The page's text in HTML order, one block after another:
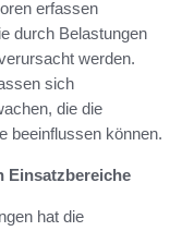
erfassen
durch Belastungen
werden.
sich
die die
beeinflussen können.
Einsatzbereiche
hat die